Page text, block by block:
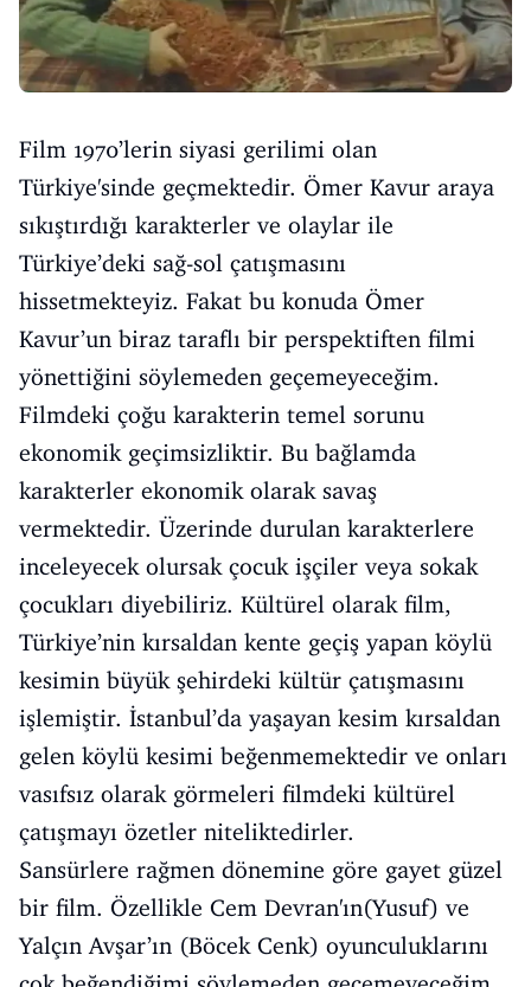
Film 1970’lerin siyasi gerilimi olan
Türkiye'sinde geçmektedir. Ömer Kavur araya
sıkıştırdığı karakterler ve olaylar ile
Türkiye’deki sağ-sol çatışmasını
hissetmekteyiz. Fakat bu konuda Ömer
Kavur’un biraz taraflı bir perspektiften filmi
yönettiğini söylemeden geçemeyeceğim.
Filmdeki çoğu karakterin temel sorunu
ekonomik geçimsizliktir. Bu bağlamda
karakterler ekonomik olarak savaş
vermektedir. Üzerinde durulan karakterlere
inceleyecek olursak çocuk işçiler veya sokak
çocukları diyebiliriz. Kültürel olarak film,
Türkiye’nin kırsaldan kente geçiş yapan köylü
kesimin büyük şehirdeki kültür çatışmasını
işlemiştir. İstanbul’da yaşayan kesim kırsaldan
gelen köylü kesimi beğenmemektedir ve onları
vasıfsız olarak görmeleri filmdeki kültürel
çatışmayı özetler niteliktedirler.
Sansürlere rağmen dönemine göre gayet güzel
bir film. Özellikle Cem Devran'ın(Yusuf) ve
Yalçın Avşar’ın (Böcek Cenk) oyunculuklarını